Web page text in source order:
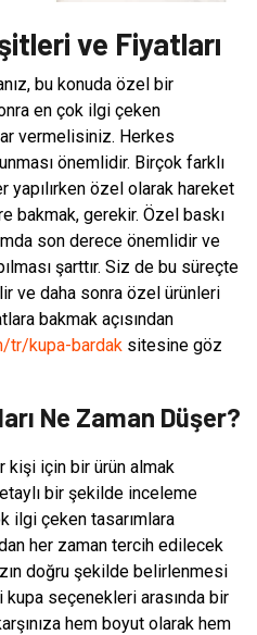
ve Fiyatları
bu konuda özel bir
en çok ilgi çeken
vermelisiniz. Herkes
önemlidir. Birçok farklı
özel olarak hareket
bakmak, gerekir. Özel baskı
son derece önemlidir ve
şarttır. Siz de bu süreçte
ve daha sonra özel ürünleri
bakmak açısından
tr/kupa-bardak sitesine göz
Ne Zaman Düşer?
için bir ürün almak
bir şekilde inceleme
ilgi çeken tasarımlara
her zaman tercih edilecek
doğru şekilde belirlenmesi
kupa seçenekleri arasında bir
hem boyut olarak hem